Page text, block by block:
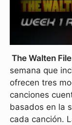
The Walten
semana que
ofrecen tres
canciones
basados en la
cada canción.